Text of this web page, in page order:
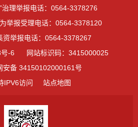
治理举报电话：0564-3378276
举报受理电话：0564-3378120
资举报电话：0564-3378267
-6
网站标识码：3415000025
安备 34150102000161号
IPV6访问
站点地图